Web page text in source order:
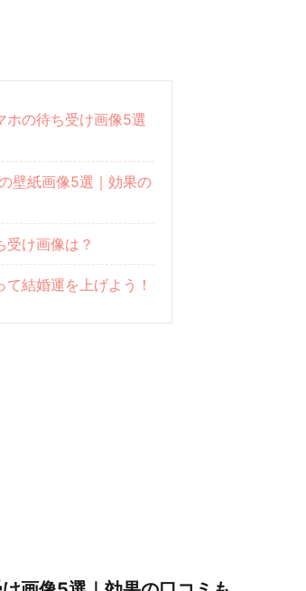
ホの待ち受け画像5選
壁紙画像5選｜効果の
受け画像は？
結婚運を上げよう！